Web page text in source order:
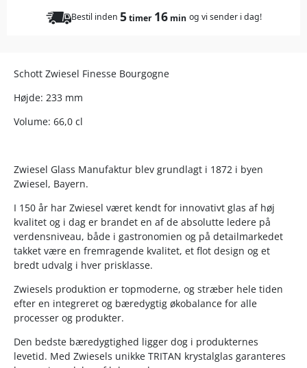
Bestil inden 5timer 16 min og vi sender i dag!
Schott Zwiesel Finesse Bourgogne
Højde: 233 mm
Volume: 66,0 cl
Zwiesel Glass Manufaktur blev grundlagt i 1872 i byen
Zwiesel, Bayern.
I 150 år har Zwiesel været kendt for innovativt glas af høj
kvalitet og i dag er brandet en af de absolutte ledere på
verdensniveau, både i gastronomien og på detailmarkedet
takket være en fremragende kvalitet, et flot design og et
bredt udvalg i hver prisklasse.
Zwiesels produktion er topmoderne, og stræber hele tiden
efter en integreret og bæredygtig økobalance for alle
processer og produkter.
Den bedste bæredygtighed ligger dog i produkternes
levetid. Med Zwiesels unikke TRITAN krystalglas garanteres